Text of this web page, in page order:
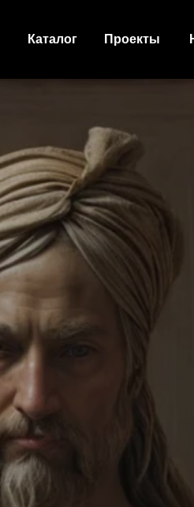
Каталог Проекты